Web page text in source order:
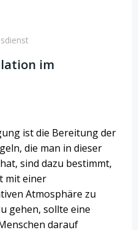
im
ist die Bereitung der
die man in dieser
sind dazu bestimmt,
mit einer
Atmosphäre zu
gehen, sollte eine
darauf